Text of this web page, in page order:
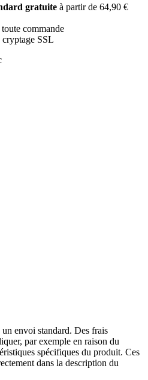
gratuite à partir de 64,90 €
commande
cryptage SSL
envoi standard. Des frais
par exemple en raison du
spécifiques du produit. Ces
dans la description du